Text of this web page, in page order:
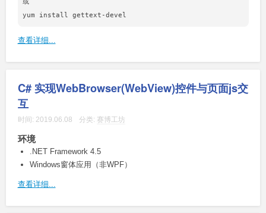
或
查看详细...
C# 实现WebBrowser(WebView)控件与页面js交
互
时间: 2019.06.08 分类: 赛博工坊
环境
.NET Framework 4.5
Windows窗体应用（非WPF）
查看详细...